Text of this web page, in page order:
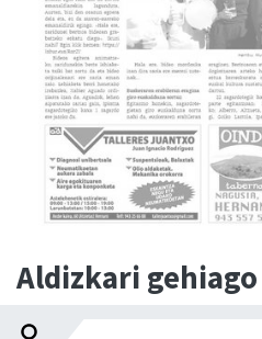
Aldizkari gehiago